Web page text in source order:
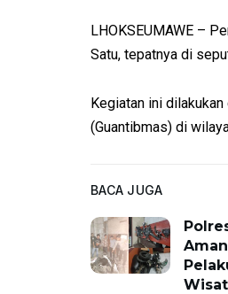
LHOKSEUMAWE –
Satu, tepatnya di
Kegiatan ini
(Guantibmas) di
BACA JUGA